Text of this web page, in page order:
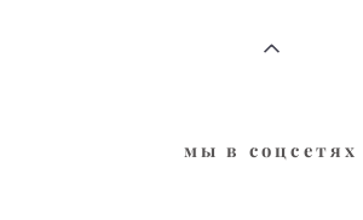
мы в соцсетях